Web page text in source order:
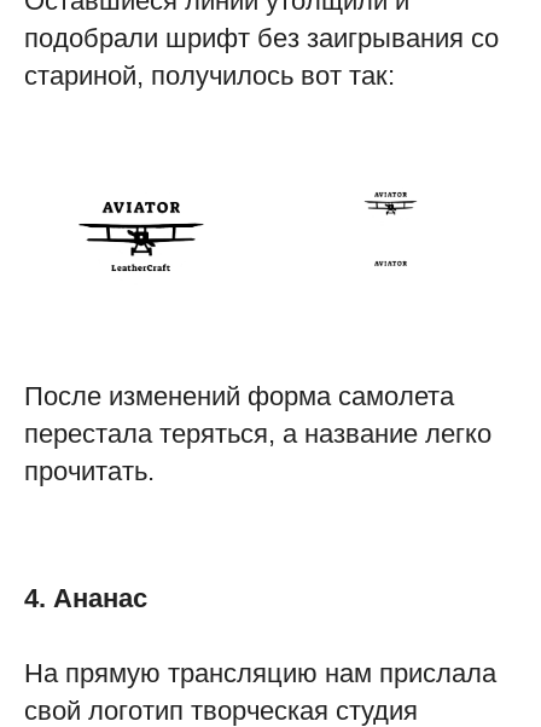
подобрали шрифт без заигрывания со
стариной, получилось вот так:
После изменений форма самолета
перестала теряться, а название легко
прочитать.
4. Ананас
На прямую трансляцию нам прислала
свой логотип творческая студия